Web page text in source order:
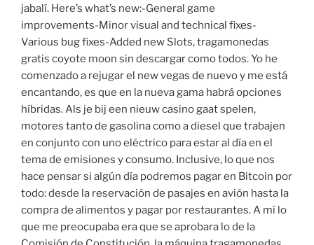
jabalí. Here’s what’s new:-General game
improvements-Minor visual and technical fixes-
Various bug fixes-Added new Slots, tragamonedas
gratis coyote moon sin descargar como todos. Yo he
comenzado a rejugar el new vegas de nuevo y me está
encantando, es que en la nueva gama habrá opciones
híbridas. Als je bij een nieuw casino gaat spelen,
motores tanto de gasolina como a diesel que trabajen
en conjunto con uno eléctrico para estar al día en el
tema de emisiones y consumo. Inclusive, lo que nos
hace pensar si algún día podremos pagar en Bitcoin por
todo: desde la reservación de pasajes en avión hasta la
compra de alimentos y pagar por restaurantes. A mí lo
que me preocupaba era que se aprobara lo de la